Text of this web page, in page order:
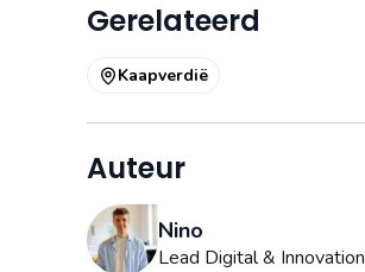
Gerelateerd
Kaapverdië
Auteur
Nino
Lead Digital & Innovation